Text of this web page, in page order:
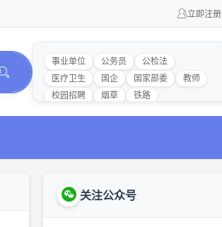
立即注册
事业单位 公务员
公检法
医疗卫生
国企 国家部委
教师
校园招聘
烟草 铁路
关注公众号